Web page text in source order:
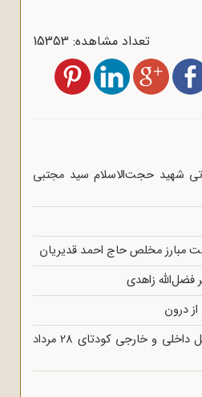
تعداد مشاهده: 15353
شهید حجت‌الاسلام سید مجتبی
زاهدی
درون
نگاهی به اقدامات عوامل داخلی و خارجی کودتای 28 مرداد